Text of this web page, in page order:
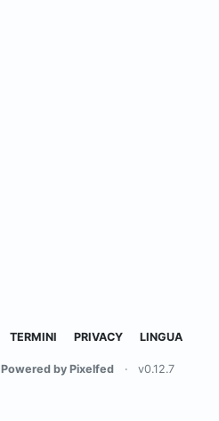
TERMINI PRIVACY LINGUA
Powered by Pixelfed · v0.12.7